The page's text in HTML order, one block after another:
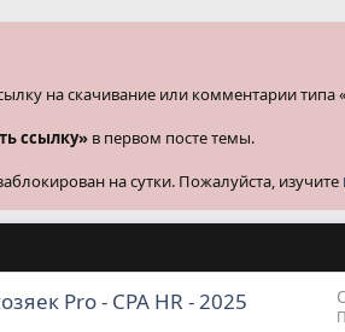
на скачивание или комментарии типа
ссылку» в первом посте темы.
на сутки. Пожалуйста, изучите
Pro - CPA HR - 2025